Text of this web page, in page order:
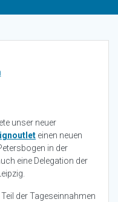
unser neuer
einen neuen
in der
eine Delegation der
der Tageseinnahmen